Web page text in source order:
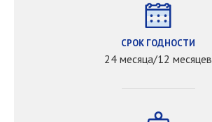
СРОК ГОДНОСТИ
24 месяца/12 месяцев